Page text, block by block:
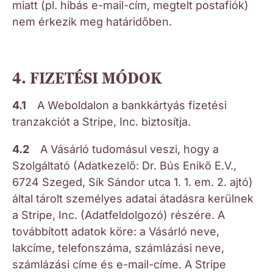
miatt (pl. hibás e-mail-cím, megtelt postafiók)
nem érkezik meg határidőben.
4. FIZETÉSI MÓDOK
4.1 A Weboldalon a bankkártyás fizetési
tranzakciót a Stripe, Inc. biztosítja.
4.2 A Vásárló tudomásul veszi, hogy a
Szolgáltató (Adatkezelő: Dr. Bús Enikő E.V.,
6724 Szeged, Sík Sándor utca 1. 1. em. 2. ajtó)
által tárolt személyes adatai átadásra kerülnek
a Stripe, Inc. (Adatfeldolgozó) részére. A
továbbított adatok köre: a Vásárló neve,
lakcíme, telefonszáma, számlázási neve,
számlázási címe és e-mail-címe. A Stripe